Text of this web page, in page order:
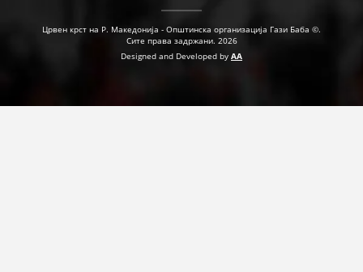
ПРВА ПОМОШ
КРВОДАРИТЕЛСТВО
МЕНАЏМЕНТ НА ВОЛОНТЕРИ
Црвен крст на Р. Македонија - Општинска организација Гази Баба ©.
Сите права задржани. 2026
Designed and Developed by AA